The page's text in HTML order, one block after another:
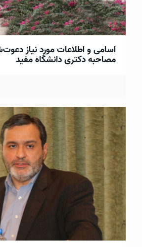
اسامی و اطلاعات مورد نیاز
مصاحبه دکتری دانشگاه مفید